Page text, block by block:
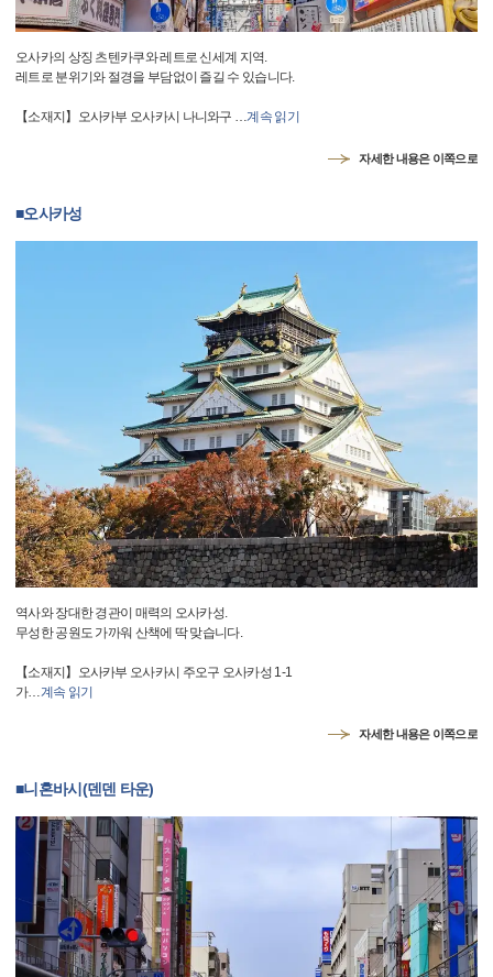
오사카의 상징 츠텐카쿠와 레트로 신세계 지역.
레트로 분위기와 절경을 부담없이 즐길 수 있습니다.
【소재지】오사카부 오사카시 나니와구 …계속 읽기
자세한 내용은 이쪽으로
■오사카성
역사와 장대한 경관이 매력의 오사카성.
무성한 공원도 가까워 산책에 딱 맞습니다.
【소재지】오사카부 오사카시 주오구 오사카성 1-1
가…계속 읽기
자세한 내용은 이쪽으로
■니혼바시(덴덴 타운)